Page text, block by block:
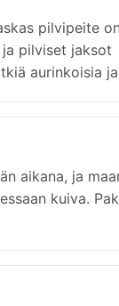
pilvipeite
pilviset jaksot
aurinkoisia
aikana, ja
kuiva.